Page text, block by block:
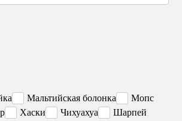
Мальтийская болонка
Мопс
Хаски Чихуахуа
Шарпей